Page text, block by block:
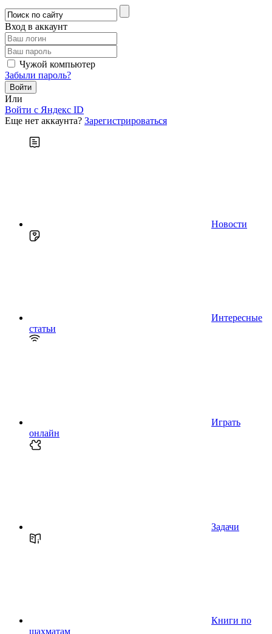
Вход в аккаунт
Чужой компьютер
Забыли пароль?
Или
Войти c Яндекс ID
Еще нет аккаунта? Зарегистрироваться
Новости
Интересные
статьи
Играть
онлайн
Задачи
Книги по
шахматам